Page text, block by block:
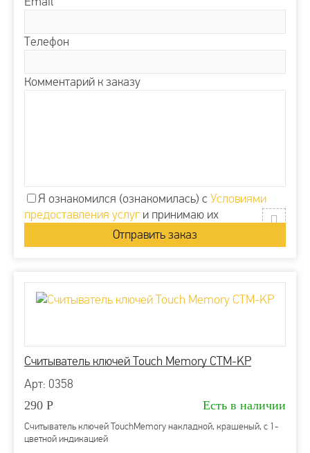
Телефон
Комментарий к заказу
Я ознакомился (ознакомилась) с Условиями
предоставления услуги принимаю их
Считыватель ключей Touch Memory CTM-KP
Арт: 0358
290 Р Есть в наличии
Считыватель ключей TouchMemory накладной, крашеный, с 1-
цветной индикацией